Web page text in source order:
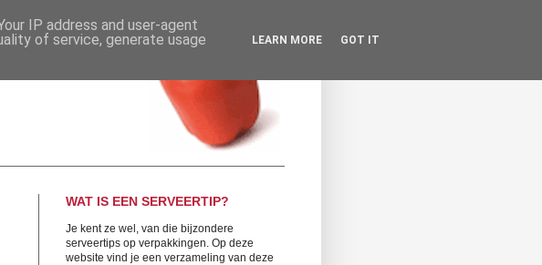
WAT IS EEN SERVEERTIP?
Je kent ze wel, van die bijzondere
serveertips op verpakkingen. Op deze
website vind je een verzameling van deze
IP address and user-agent
of service, generate usage
LEARN MORE GOT IT